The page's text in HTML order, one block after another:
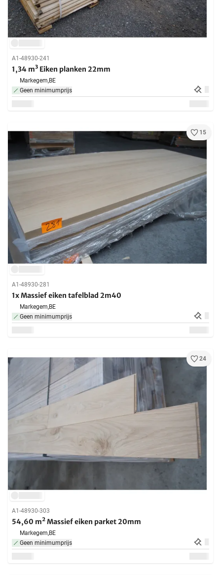
A1-48930-241
1,34 m³ Eiken planken 22mm
Markegem,BE
Geen minimumprijs
15
A1-48930-281
1x Massief eiken tafelblad 2m40
Markegem,BE
Geen minimumprijs
24
A1-48930-303
54,60 m² Massief eiken parket 20mm
Markegem,BE
Geen minimumprijs